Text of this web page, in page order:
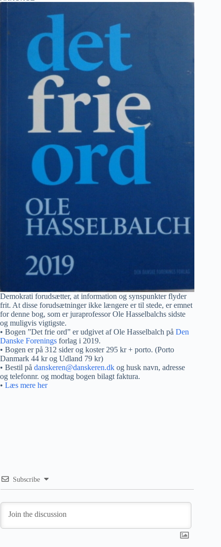
Demokrati forudsætter, at information og synspunkter flyder
frit. At disse forudsætninger ikke længere er til stede, er emnet
for denne bog, som er juraprofessor Ole Hasselbalchs sidste
og muligvis vigtigste.
• Bogen ”Det frie ord” er udgivet af Ole Hasselbalch på Den
Danske Forenings forlag i 2019.
• Bogen er på 312 sider og koster 295 kr + porto. (Porto
Danmark 44 kr og Udland 79 kr)
• Bestil på danskeren@danskeren.dk og husk navn, adresse
og telefonnr. og modtag bogen bilagt faktura.
• Læs mere her
Subscribe